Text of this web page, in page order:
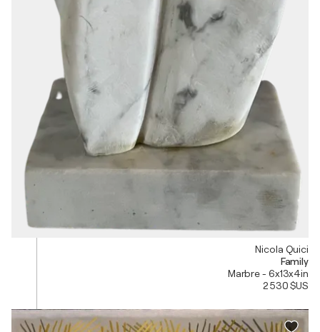
Nicola Quici
Family
Marbre - 6x13x4in
2 530 $US